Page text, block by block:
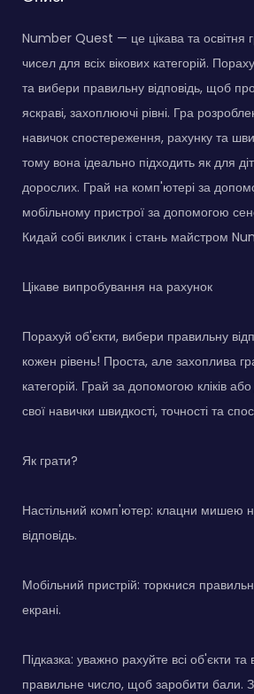
Number Quest — це цікава та освітня
чисел для всіх вікових категорій.
та вибери правильну відповідь, щоб
яскраві, захоплюючі рівні. Гра
навичок спостереження, рахунку та
тому вона ідеально підходить як для
дорослих. Грай на комп'ютері за
мобільному пристрої за допомогою
Кидай собі виклик і стань майстром
Цікаве випробування на рахунок
Порахуй об'єкти, вибери правильну
кожен рівень! Проста, але захоплива
категорій. Грай за допомогою кліків або
свої навички швидкості, точності та
Як грати?
Настільний комп'ютер: клацни мишею
відповідь.
Мобільний пристрій: торкнися
екрані.
Підказка: уважно рахуйте всі об'єкти та
правильне число, щоб заробити бали.